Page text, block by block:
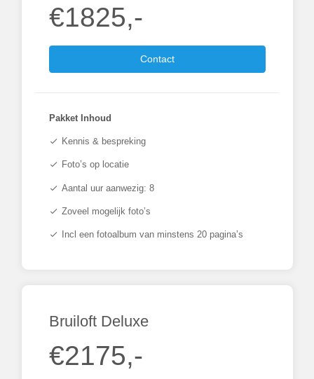
€1825,-
Contact
Pakket Inhoud
check Kennis & bespreking
check Foto’s op locatie
check Aantal uur aanwezig: 8
check Zoveel mogelijk foto’s
check Incl een fotoalbum van minstens 20 pagina’s
Bruiloft Deluxe
€2175,-